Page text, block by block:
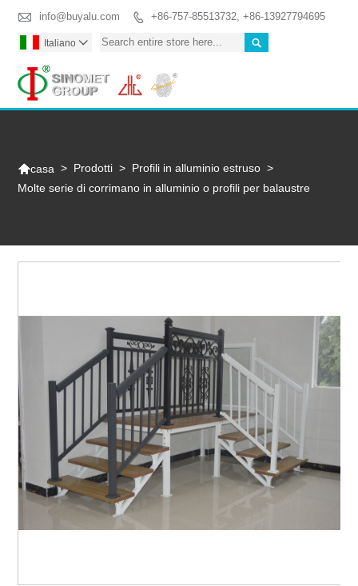
 info@buyalu.com  +86-757-85513732, +86-13927794695

Italiano 
casa > Prodotti > Profili in alluminio estruso >
Molte serie di corrimano in alluminio o profili per balaustre